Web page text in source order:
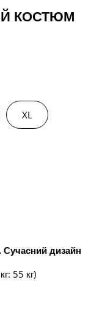
КОСТЮМ
XL
Сучасний дизайн
55 кг)